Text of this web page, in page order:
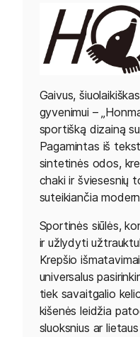
Gaivus,
gyvenimui –
sportišką dizainą
Pagamintas iš
sintetinės odos,
chaki ir šviesesnių
suteikiančia
Sportinės siūlės,
ir užlydyti
Krepšio
universalus
tiek savaitgalio
kišenės leidžia
sluoksnius ar